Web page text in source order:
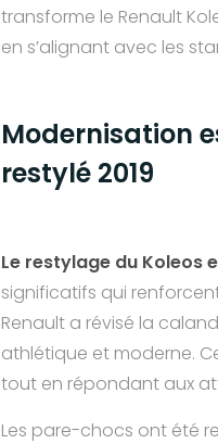
transforme le Renault
en s’alignant avec les
Modernisation
restylé 2019
Le restylage du Koleos
significatifs qui
Renault a révisé la
athlétique et moderne.
tout en répondant aux
Les pare-chocs ont été